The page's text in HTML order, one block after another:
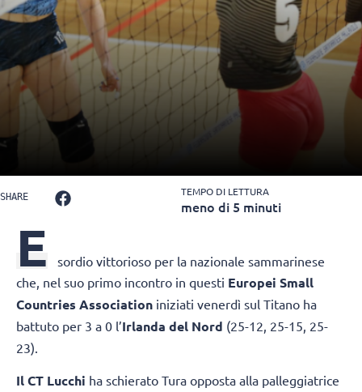
SHARE TEMPO DI LETTURA
meno di 5 minuti
E
sordio vittorioso per la nazionale sammarinese
che, nel suo primo incontro in questi Europei Small
Countries Association iniziati venerdì sul Titano ha
battuto per 3 a 0 l’Irlanda del Nord (25-12, 25-15, 25-
23).
Il CT Lucchi ha schierato Tura opposta alla palleggiatrice